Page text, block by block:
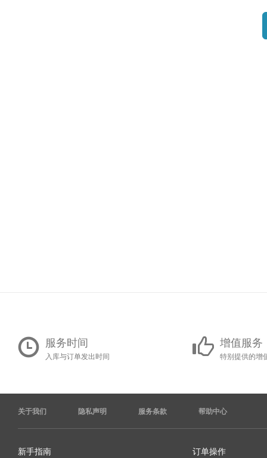
服务时间
入库与订单发出时间
增值服务
特别提供的增
关于我们 隐私声明 服务条款 帮助中心
新手指南 订单操作